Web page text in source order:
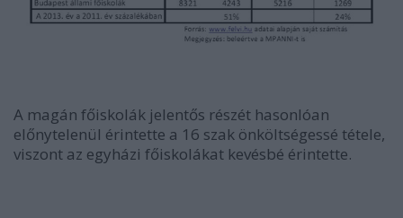
A magán főiskolák jelentős részét hasonlóan
előnytelenül érintette a 16 szak önköltségessé tétele,
viszont az egyházi főiskolákat kevésbé érintette.